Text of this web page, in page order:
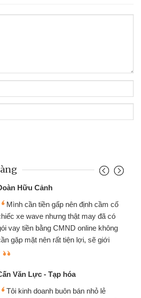
Hữu Cảnh
Mình cần tiền gấp nên định cầm cố
xe wave nhưng thật may đã có
vay tiền bằng CMND online không
gặp mặt nên rất tiện lợi, sẽ giới
Văn Lực - Tạp hóa
Tôi kinh doanh buôn bán nhỏ lẻ